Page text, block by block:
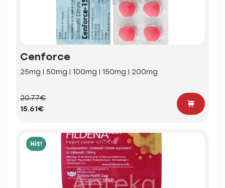
Cenforce
25mg | 50mg | 100mg | 150mg | 200mg
20.77€
15.61€
Hit!